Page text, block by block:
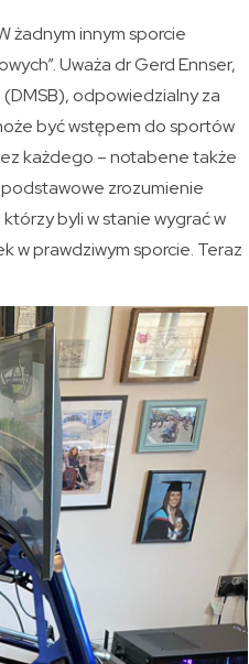
żadnym innym sporcie
Uważa dr Gerd Ennser,
odpowiedzialny za
być wstępem do sportów
każdego – notabene także
podstawowe zrozumienie
byli w stanie wygrać w
w prawdziwym sporcie. Teraz